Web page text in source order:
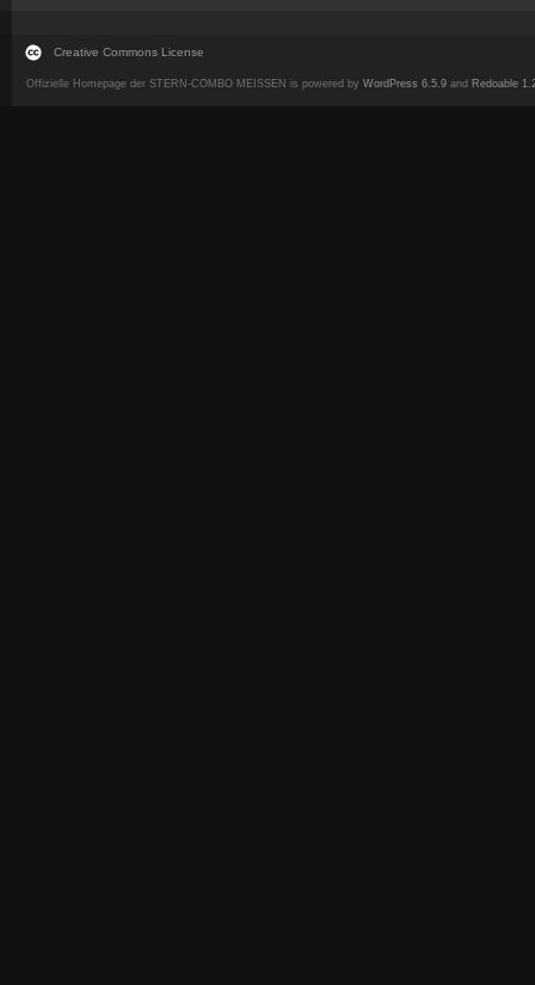
Creative Commons License
Offizielle Homepage der STERN-COMBO MEISSEN is powered by WordPress 6.5.9 and Redoable